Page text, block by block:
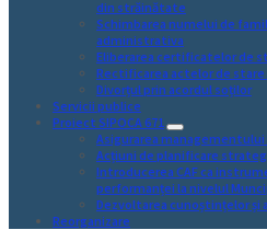
din străinătate
Schimbarea numelui de
administrativa
Eliberarea certificatelor de
Rectificarea actelor de stare
Divorțul prin acordul soților
Servicii publice
Proiect SIPOCA 671
Asigurarea
Acțiuni de planificare
Introducerea CAF ca
performanței la nivelul
Dezvoltarea cunoștințelor
Reorganizare